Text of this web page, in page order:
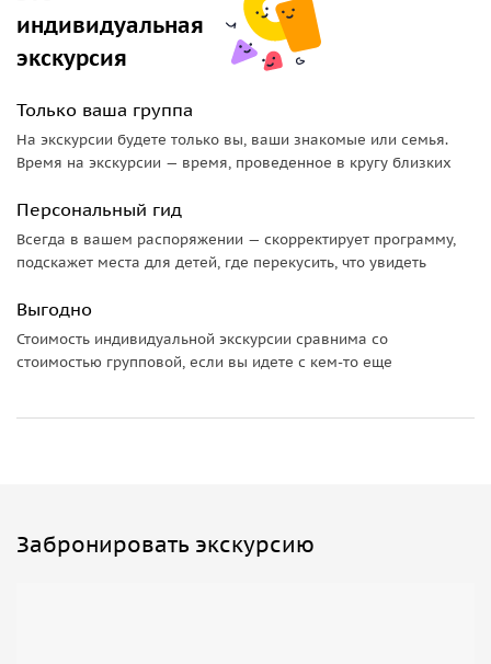
Поговорим о том, когда развернулось Фридландское
сражение, а также куда и для чего прибыл Гитлер в годы
Варшаву и Москву, а также увидите тот самый аэродром,
куда прилетал личный пилот фюрера.
оставался переночевать Наполеон, и выясним, зачем в
окрестностях так много мельничных прудов. Завершим
наш путь у самого большого шлюзаМазурского канала
индивидуальная
экскурсия
Только ваша группа
На экскурсии будете только вы, ваши знакомые или семья.
Время на экскурсии — время, проведенное в кругу близких
Персональный гид
Всегда в вашем распоряжении — скорректирует программу,
подскажет места для детей, где перекусить, что увидеть
Выгодно
Стоимость индивидуальной экскурсии сравнима со
стоимостью групповой, если вы идете с кем-то еще
Забронировать экскурсию